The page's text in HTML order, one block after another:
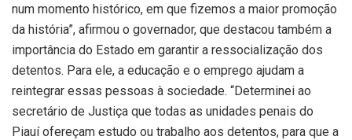
num momento histórico, em que fizemos a maior promoção
da história”, afirmou o governador, que destacou também a
importância do Estado em garantir a ressocialização dos
detentos. Para ele, a educação e o emprego ajudam a
reintegrar essas pessoas à sociedade. “Determinei ao
secretário de Justiça que todas as unidades penais do
Piauí ofereçam estudo ou trabalho aos detentos, para que a